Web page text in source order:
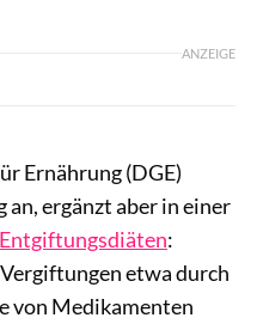
ANZEIGE
Ernährung (DGE)
ergänzt aber in einer
:
etwa durch
von Medikamenten